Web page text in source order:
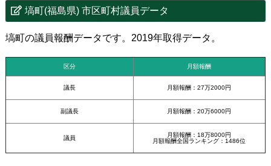
塙町(福島県) 市区町村議員データ
塙町の議員報酬データです。2019年取得データ。
区分 月額報酬
議長 月額報酬：27万2000円
副議長 月額報酬：20万6000円
議員
月額報酬：18万8000円
月額報酬全国ランキング：1486位